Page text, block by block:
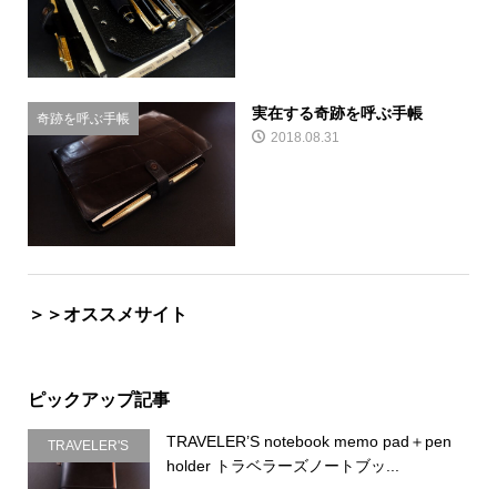
奇跡を呼ぶ手帳 実在する奇跡を呼ぶ手帳
2018.08.31
＞＞オススメサイト
ピックアップ記事
TRAVELER'S
COMPANY（ト
TRAVELER’S notebook memo pad＋pen
holder トラベラーズノートブッ...